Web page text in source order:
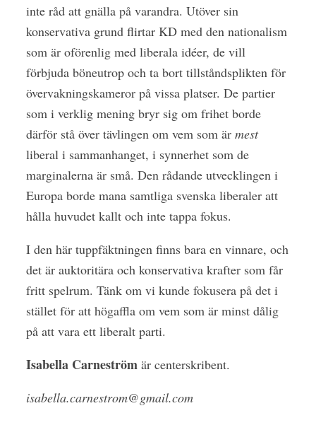
inte råd att gnälla på varandra. Utöver sin
konservativa grund flirtar KD med den nationalism
som är oförenlig med liberala idéer, de vill
förbjuda böneutrop och ta bort tillståndsplikten för
övervakningskameror på vissa platser. De partier
som i verklig mening bryr sig om frihet borde
därför stå över tävlingen om vem som är mest
liberal i sammanhanget, i synnerhet som de
marginalerna är små. Den rådande utvecklingen i
Europa borde mana samtliga svenska liberaler att
hålla huvudet kallt och inte tappa fokus.
I den här tuppfäktningen finns bara en vinnare, och
det är auktoritära och konservativa krafter som får
fritt spelrum. Tänk om vi kunde fokusera på det i
stället för att högaffla om vem som är minst dålig
på att vara ett liberalt parti.
Isabella Carneströmär centerskribent.
isabella.carnestrom@gmail.com